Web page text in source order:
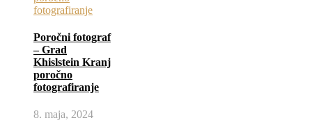
Poročni fotograf
– Grad
Khislstein Kranj
poročno
fotografiranje
8. maja, 2024